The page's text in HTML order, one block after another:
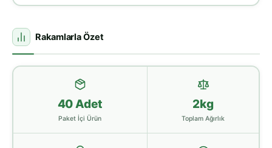
Rakamlarla Özet
40 Adet
Paket İçi Ürün
2kg
Toplam Ağırlık